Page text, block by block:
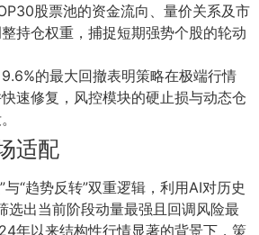
股票池的资金流向、量价关系及市
持仓权重，捕捉短期强势个股的轮动
9.6%的最大回撤表明策略在极端行情
速修复，风控模块的硬止损与动态仓
适配
“趋势反转”双重逻辑，利用AI对历史
选出当前阶段动量最强且回调风险最
年以来结构性行情显著的背景下，策